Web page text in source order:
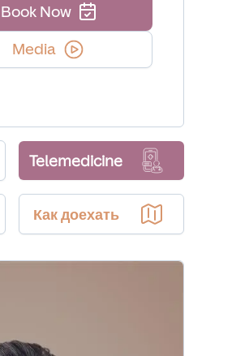
Book Now
Media
Telemedicine
Как доехать